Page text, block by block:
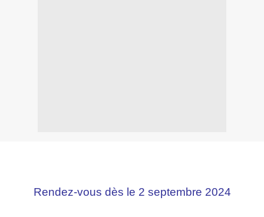
Rendez-vous dès le 2 septembre 2024